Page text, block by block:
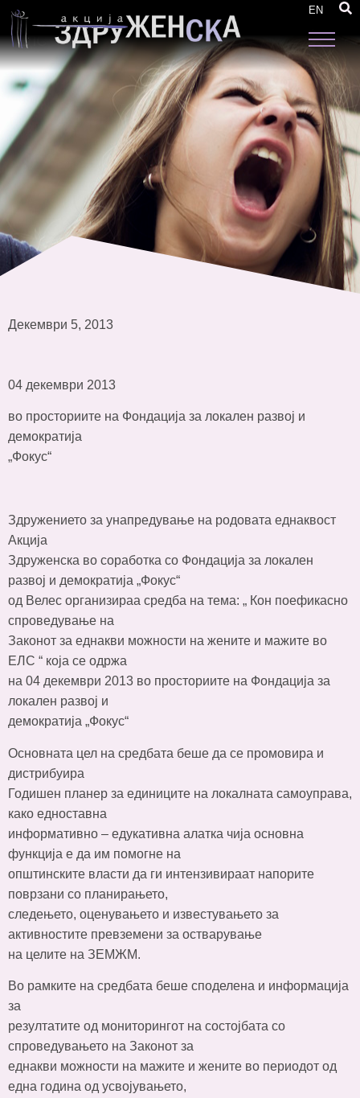
EN
за еднакви можности на жените и мажите во
ЕЛС
Декември 5, 2013
04 декември 2013
во просториите на Фондација за локален развој и
демократија
„Фокус“
Здружението за унапредување на родовата еднаквост
Акција
Здруженска во соработка со Фондација за локален
развој и демократија „Фокус“
од Велес организираа средба на тема: „ Кон поефикасно
спроведување на
Законот за еднакви можности на жените и мажите во
ЕЛС “ која се одржа
на 04 декември 2013 во просториите на Фондација за
локален развој и
демократија „Фокус“
Основната цел на средбата беше да се промовира и
дистрибуира
Годишен планер за единицитe на локалната самоуправа,
како едноставна
информативно – едукативна алатка чија основна
функција е да им помогне на
општинските власти да ги интензивираат напорите
поврзани со планирањето,
следењето, оценувањето и известувањето за
активностите превземени за остварување
на целите на ЗЕМЖМ.
Во рамките на средбата беше споделена и информација
за
резултатите од мониторингот на состојбата со
спроведувањето на Законот за
еднакви можности на мажите и жените во периодот од
една година од усвојувањето,